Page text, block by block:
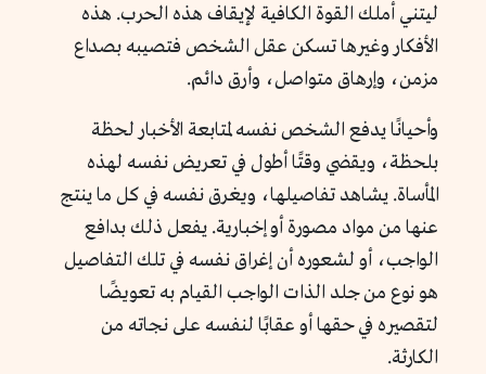
ليتني أملك القوة الكافية لإيقاف هذه الحرب. هذه
الأفكار وغيرها تسكن عقل الشخص فتصيبه بصداع
مزمن، وإرهاق متواصل، وأرق دائم.
وأحيانًا يدفع الشخص نفسه لمتابعة الأخبار لحظة
بلحظة، ويقضي وقتًا أطول في تعريض نفسه لهذه
المأساة. يشاهد تفاصيلها، ويغرق نفسه في كل ما ينتج
عنها من مواد مصورة أو إخبارية. يفعل ذلك بدافع
الواجب، أو لشعوره أن إغراق نفسه في تلك التفاصيل
هو نوع من جلد الذات الواجب القيام به تعويضًا
لتقصيره في حقها أو عقابًا لنفسه على نجاته من
الكارثة.